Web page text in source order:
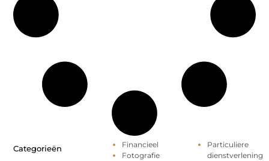
Categorieën
Financieel
Fotografie
Particuliere
dienstverlening